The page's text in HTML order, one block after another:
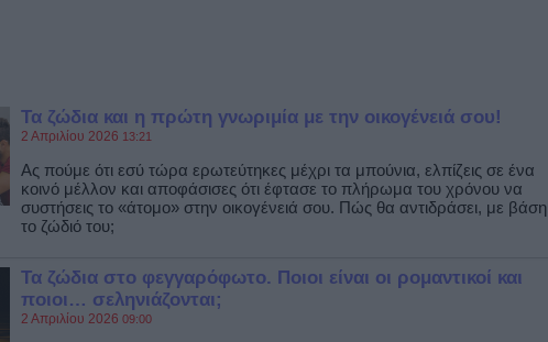
Τα ζώδια και η πρώτη γνωριμία με την οικογένειά σου!
2 Απριλίου 2026 13:21
Ας πούμε ότι εσύ τώρα ερωτεύτηκες μέχρι τα μπούνια, ελπίζεις σε ένα
κοινό μέλλον και αποφάσισες ότι έφτασε το πλήρωμα του χρόνου να
συστήσεις το «άτομο» στην οικογένειά σου. Πώς θα αντιδράσει, με βάση
το ζώδιό του;
Τα ζώδια στο φεγγαρόφωτο. Ποιοι είναι οι ρομαντικοί και
ποιοι… σεληνιάζονται;
2 Απριλίου 2026 09:00